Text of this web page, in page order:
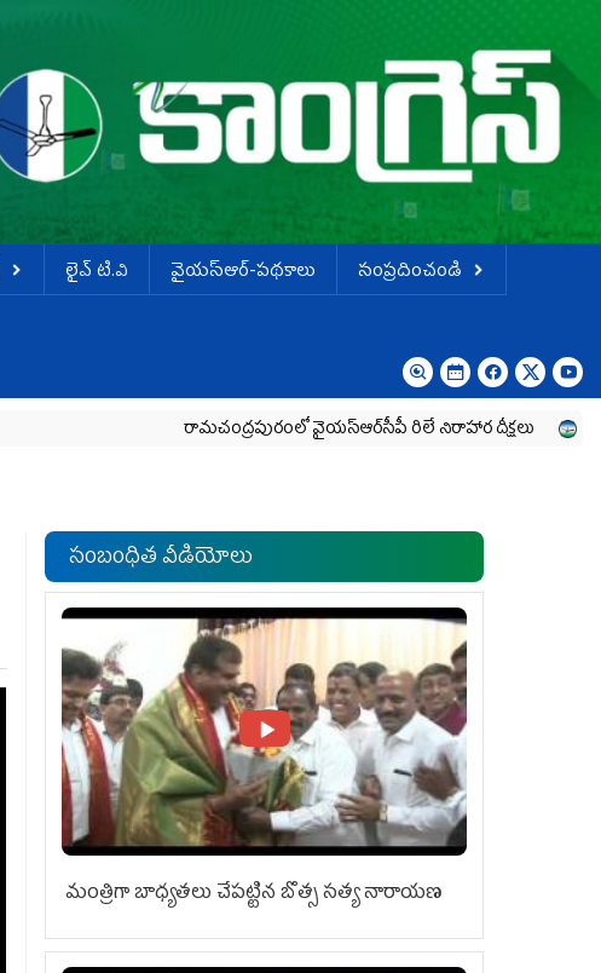
లైవ్ టి.వి వైయస్ఆర్-పథకాలు
సంప్రదించండి
రామచంద్రపురంలో వైయ‌స్ఆర్‌సీపీ రిలే నిరాహార దీక్షలు
సంబంధిత వీడియోలు
మంత్రిగా బాధ్యతలు చేపట్టిన బొత్స సత్య నారాయణ